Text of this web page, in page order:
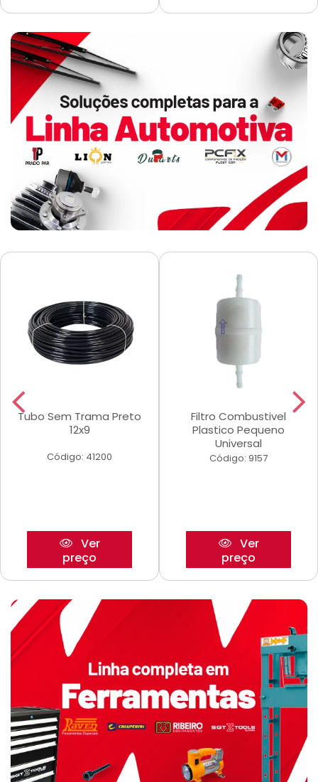
Tubo Sem Trama Preto
12x9
Código: 41200
Ver
preço
Filtro Combustivel
Plastico Pequeno
Universal
Código: 9157
Ver
preço